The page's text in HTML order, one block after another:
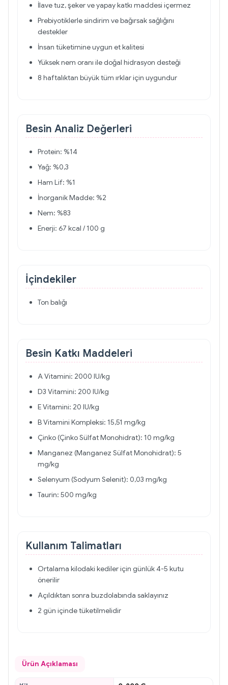
İlave tuz, şeker ve yapay katkı maddesi içermez
Prebiyotiklerle sindirim ve bağırsak sağlığını
destekler
İnsan tüketimine uygun et kalitesi
Yüksek nem oranı ile doğal hidrasyon desteği
8 haftalıktan büyük tüm ırklar için uygundur
Besin Analiz Değerleri
Protein: %14
Yağ: %0,3
Ham Lif: %1
İnorganik Madde: %2
Nem: %83
Enerji: 67 kcal / 100 g
İçindekiler
Ton balığı
Besin Katkı Maddeleri
A Vitamini: 2000 IU/kg
D3 Vitamini: 200 IU/kg
E Vitamini: 20 IU/kg
B Vitamini Kompleksi: 15,51 mg/kg
Çinko (Çinko Sülfat Monohidrat): 10 mg/kg
Manganez (Manganez Sülfat Monohidrat): 5
mg/kg
Selenyum (Sodyum Selenit): 0,03 mg/kg
Taurin: 500 mg/kg
Kullanım Talimatları
Ortalama kilodaki kediler için günlük 4-5 kutu
önerilir
Açıldıktan sonra buzdolabında saklayınız
2 gün içinde tüketilmelidir
Ürün Açıklaması